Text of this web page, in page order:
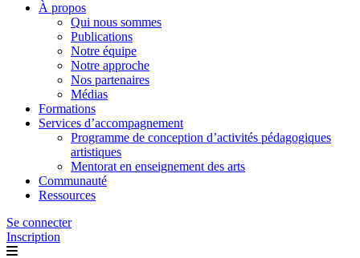
À propos
Qui nous sommes
Publications
Notre équipe
Notre approche
Nos partenaires
Médias
Formations
Services d’accompagnement
Programme de conception d’activités pédagogiques
artistiques
Mentorat en enseignement des arts
Communauté
Ressources
Se connecter
Inscription